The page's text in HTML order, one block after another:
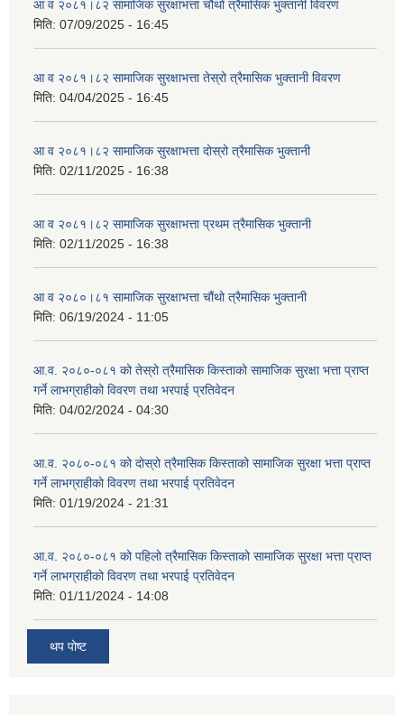
आ व २०८१।८२ सामाजिक सुरक्षाभत्ता चौथो त्रैमासिक भुक्तानी विवरण
मिति: 07/09/2025 - 16:45
आ व २०८१।८२ सामाजिक सुरक्षाभत्ता तेस्रो त्रैमासिक भुक्तानी विवरण
मिति: 04/04/2025 - 16:45
आ व २०८१।८२ सामाजिक सुरक्षाभत्ता दोस्रो त्रैमासिक भुक्तानी
मिति: 02/11/2025 - 16:38
आ व २०८१।८२ सामाजिक सुरक्षाभत्ता प्रथम त्रैमासिक भुक्तानी
मिति: 02/11/2025 - 16:38
आ व २०८०।८१ सामाजिक सुरक्षाभत्ता चौंथो त्रैमासिक भुक्तानी
मिति: 06/19/2024 - 11:05
आ.व. २०८०-०८१ को तेस्रो त्रैमासिक किस्ताको सामाजिक सुरक्षा भत्ता प्राप्त
गर्ने लाभग्राहीको विवरण तथा भरपाई प्रतिवेदन
मिति: 04/02/2024 - 04:30
आ.व. २०८०-०८१ को दोस्रो त्रैमासिक किस्ताको सामाजिक सुरक्षा भत्ता प्राप्त
गर्ने लाभग्राहीको विवरण तथा भरपाई प्रतिवेदन
मिति: 01/19/2024 - 21:31
आ.व. २०८०-०८१ को पहिलो त्रैमासिक किस्ताको सामाजिक सुरक्षा भत्ता प्राप्त
गर्ने लाभग्राहीको विवरण तथा भरपाई प्रतिवेदन
मिति: 01/11/2024 - 14:08
थप पोष्ट